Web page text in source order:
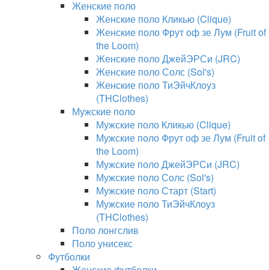
Женские поло
Женские поло Кликью (Clique)
Женские поло Фрут оф зе Лум (Fruit of
the Loom)
Женские поло ДжейЭРСи (JRC)
Женские поло Солс (Sol's)
Женские поло ТиЭйчКлоуз
(THClothes)
Мужские поло
Мужские поло Кликью (Clique)
Мужские поло Фрут оф зе Лум (Fruit of
the Loom)
Мужские поло ДжейЭРСи (JRC)
Мужские поло Солс (Sol's)
Мужские поло Старт (Start)
Мужские поло ТиЭйчКлоуз
(THClothes)
Поло лонгслив
Поло унисекс
Футболки